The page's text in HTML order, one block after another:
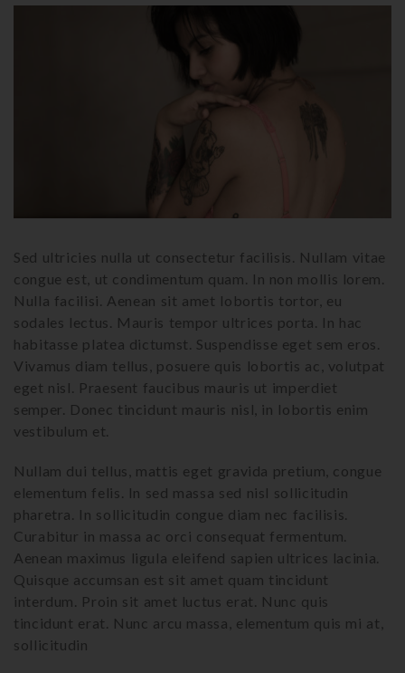
Sed ultricies nulla ut consectetur facilisis. Nullam vitae
congue est, ut condimentum quam. In non mollis lorem.
Nulla facilisi. Aenean sit amet lobortis tortor, eu
sodales lectus. Mauris tempor ultrices porta. In hac
habitasse platea dictumst. Suspendisse eget sem eros.
Vivamus diam tellus, posuere quis lobortis ac, volutpat
eget nisl. Praesent faucibus mauris ut imperdiet
semper. Donec tincidunt mauris nisl, in lobortis enim
vestibulum et.
Nullam dui tellus, mattis eget gravida pretium, congue
elementum felis. In sed massa sed nisl sollicitudin
pharetra. In sollicitudin congue diam nec facilisis.
Curabitur in massa ac orci consequat fermentum.
Aenean maximus ligula eleifend sapien ultrices lacinia.
Quisque accumsan est sit amet quam tincidunt
interdum. Proin sit amet luctus erat. Nunc quis
tincidunt erat. Nunc arcu massa, elementum quis mi at,
sollicitudin